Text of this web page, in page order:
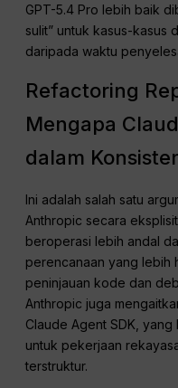
GPT-5.4 Pro lebih baik
sulit” untuk kasus-kasus
daripada waktu
Refactoring
Mengapa
dalam
Ini adalah salah satu
Anthropic secara
beroperasi lebih andal
perencanaan yang lebih
peninjauan kode dan
Anthropic juga
Claude Agent SDK,
untuk pekerjaan
terstruktur.